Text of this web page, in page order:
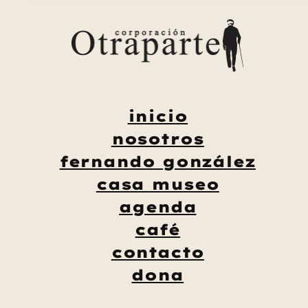
inicio
nosotros
fernando gonzález
casa museo
agenda
café
contacto
dona